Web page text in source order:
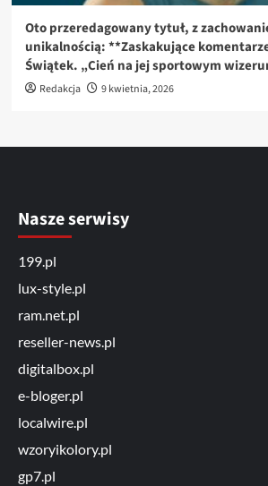
Oto przeredagowany tytuł, z
unikalnością: **Zaskakujące
Świątek. „Cień na jej sportowym
Redakcja 9 kwietnia, 2026
Nasze serwisy
199.pl
lux-style.pl
ram.net.pl
reseller-news.pl
digitalbox.pl
e-bloger.pl
localwire.pl
wzoryikolory.pl
gp7.pl